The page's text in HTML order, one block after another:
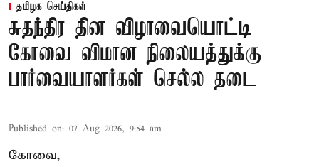
தமிழக செய்திகள்
சுதந்திர தின விழாவையொட்டி
கோவை விமான நிலையத்துக்கு
பார்வையாளர்கள் செல்ல தடை
Published on: 07 Aug 2026, 9:54 am
கோவை,